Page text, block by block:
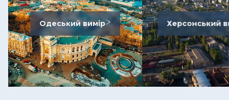
Одеський вимір Херсонський